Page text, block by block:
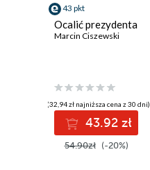
43 pkt
Ocalić prezydenta
Marcin Ciszewski
(32,94 zł najniższa cena z 30 dni)
43.92 zł
54.90zł (-20%)